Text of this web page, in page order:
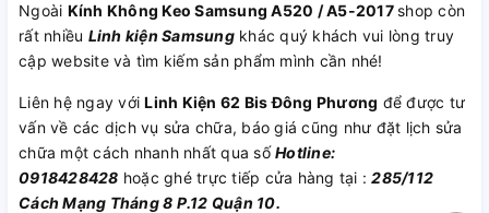
Ngoài Kính Không Keo Samsung A520 / A5-2017 shop còn
rất nhiều Linh kiện Samsungkhác quý khách vui lòng truy
cập website và tìm kiếm sản phẩm mình cần nhé!
Liên hệ ngay vớiLinh Kiện 62 Bis Đông Phương để được tư
vấn về các dịch vụ sửa chữa, báo giá cũng như đặt lịch sửa
chữa một cách nhanh nhất qua sốHotline:
0918428428 hoặc ghé trực tiếp cửa hàng tại :285/112
Cách Mạng Tháng 8 P.12 Quận 10.